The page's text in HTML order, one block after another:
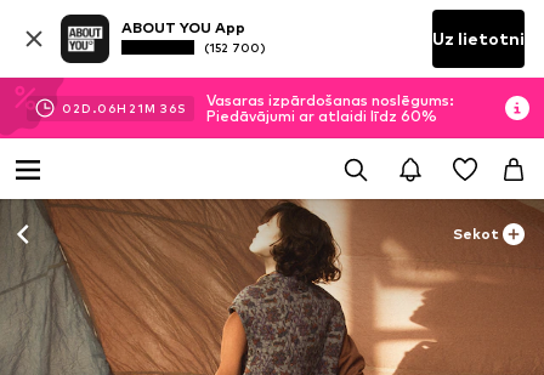
ABOUT YOU App
(152 700) Uz lietotni
02D.06H 21M 35S
Vasaras izpārdošanas noslēgums:
Piedāvājumi ar atlaidi līdz 60%
Sekot